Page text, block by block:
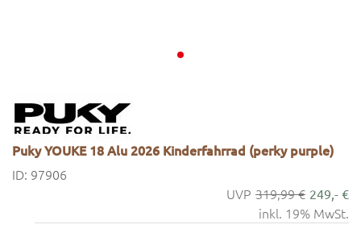
Puky YOUKE 18 Alu 2026 Kinderfahrrad (perky purple)
ID: 97906
319,99 € 249,- €
inkl. 19% MwSt.